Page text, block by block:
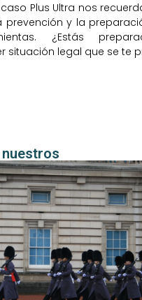
Plus Ultra nos
prevención y la
¿Estás
situación legal que se te